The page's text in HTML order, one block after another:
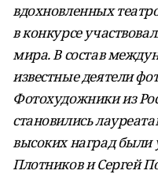
вдохновленных
в конкурсе
мира. В состав
известные деятели
Фотохудожники из
становились
высоких наград были
Плотников и Сергей